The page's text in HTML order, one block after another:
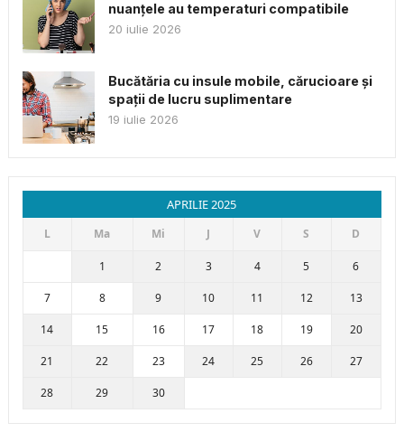
nuanțele au temperaturi compatibile
20 iulie 2026
Bucătăria cu insule mobile, cărucioare și
spații de lucru suplimentare
19 iulie 2026
APRILIE 2025
L Ma Mi J V S D
1 2 3 4 5 6
7 8 9 10 11 12 13
14 15 16 17 18 19 20
21 22 23 24 25 26 27
28 29 30